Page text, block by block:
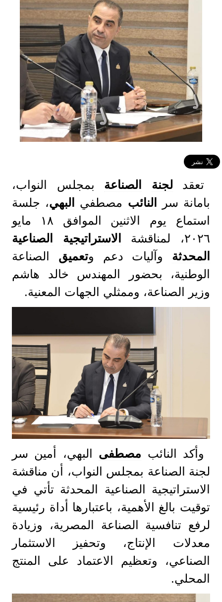
تعقد لجنة الصناعة بمجلس النواب،
بامانة سر
النائب مصطفي البهي، جلسة
استماع يوم الاثنين الموافق ١٨ مايو
٢٠٢٦، لمناقشة
الاستراتيجية
الصناعية
المحدثة وآليات دعم وتعميق الصناعة
الوطنية، بحضور المهندس خالد هاشم
وزير الصناعة، وممثلي الجهات المعنية.
وأكد النائب مصطفى البهي، أمين سر
لجنة الصناعة بمجلس النواب، أن مناقشة
الاستراتيجية الصناعية المحدثة تأتي في
توقيت بالغ الأهمية، باعتبارها أداة رئيسية
لرفع تنافسية الصناعة المصرية، وزيادة
معدلات الإنتاج، وتحفيز الاستثمار
الصناعي، وتعظيم الاعتماد على المنتج
المحلي.